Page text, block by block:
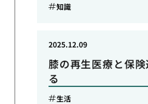
知識
膝の再生医療と保
る
2025.12.09
生活